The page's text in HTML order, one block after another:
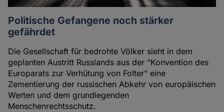
Politische Gefangene noch stärker
gefährdet
Die Gesellschaft für bedrohte Völker sieht in dem
geplanten Austritt Russlands aus der "Konvention des
Europarats zur Verhütung von Folter" eine
Zementierung der russischen Abkehr von europäischen
Werten und dem grundlegenden
Menschenrechtsschutz.